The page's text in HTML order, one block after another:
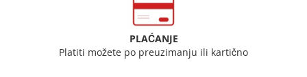
PLAĆANJE
Platiti možete po preuzimanju ili kartično